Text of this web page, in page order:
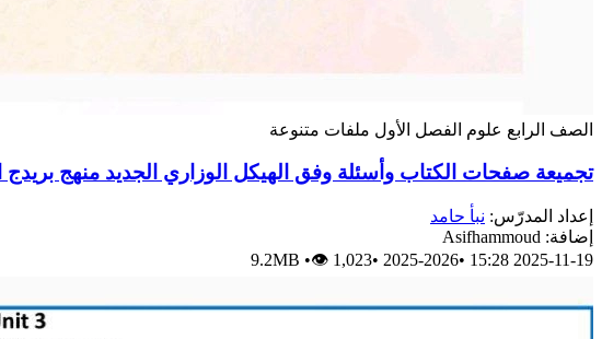
الصف الرابع علوم الفصل الأول ملفات متنوعة
تجميعة صفحات الكتاب وأسئلة وفق الهيكل الوزاري الجديد منهج
إعداد المدرّس: نبأ حامد
إضافة: Asifhammoud
2025-11-19 15:28
•
2025-2026
•
9.2MB •👁 1,023